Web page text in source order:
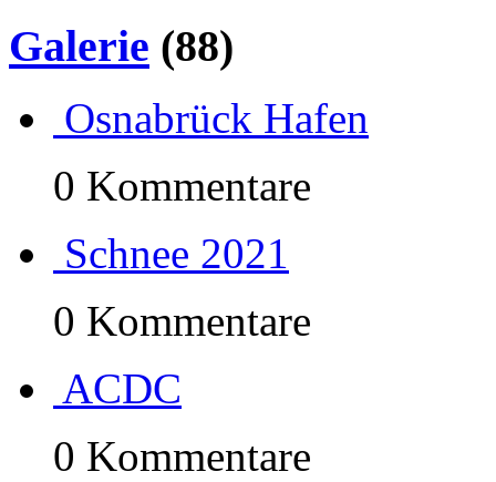
Galerie (88)
Osnabrück Hafen
0 Kommentare
Schnee 2021
0 Kommentare
ACDC
0 Kommentare